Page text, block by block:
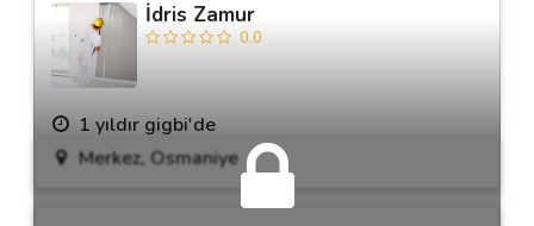
İdris Zamur
0.0
1 yıldır gigbi'de
Merkez, Osmaniye